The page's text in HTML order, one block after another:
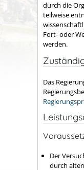
durch die
teilweise
Fort- oder
werden.
Das
Der
durch